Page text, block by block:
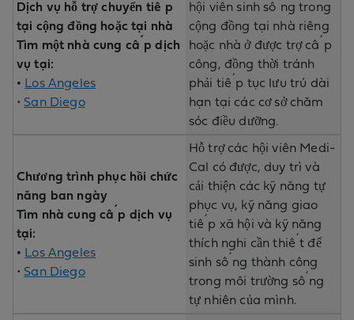
Dịch vụ hỗ trợ chuyển tiếp
tại cộng đồng hoặc tại nhà
Tìm một nhà cung cấp dịch
vụ tại:
•
Los Angeles
• San Diego
hội viên sinh sống trong
cộng đồng tại nhà riêng
hoặc nhà ở được trợ cấp
công, đồng thời tránh
phải tiếp tục lưu trú dài
hạn tại các cơ sở chăm
sóc điều dưỡng.
Chương trình phục hồi chức
năng ban ngày
Tìm nhà cung cấp dịch vụ
tại:
•
Los Angeles
• San Diego
Hỗ trợ các hội viên Medi-
Cal có được, duy trì và
cải thiện các kỹ năng tự
phục vụ, kỹ năng giao
tiếp xã hội và kỹ năng
thích nghi cần thiết để
sinh sống thành công
trong môi trường sống
tự nhiên của mình.